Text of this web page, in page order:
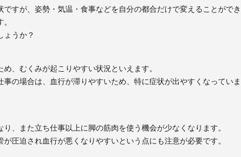
すが、姿勢・気温・食事などを自分の都合だけで変えることができ
ょうか？
、むくみが起こりやすい状況 といえます。
の場合は、血行が滞りやすいため、特に症状が出やすくなっていま
、また立ち仕事以上に脚の筋肉を使う機会が少なくなります。
圧迫され血行が悪くなりやすいという点にも注意が必要です。